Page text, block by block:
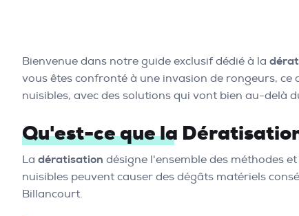
Bienvenue dans notre guide exclusif dédié à la
vous êtes confronté à une invasion de rongeurs,
nuisibles, avec des solutions qui vont bien au-delà
Qu'est-ce que la
La dératisation désigne l'ensemble des méthodes
nuisibles peuvent causer des dégâts matériels
Billancourt.